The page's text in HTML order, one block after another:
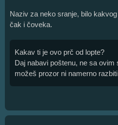
Naziv za neko sranje, bilo
čak i čoveka.
Kakav ti je ovo prč od lopte?
Daj nabavi poštenu, ne sa ovim
možeš prozor ni namerno